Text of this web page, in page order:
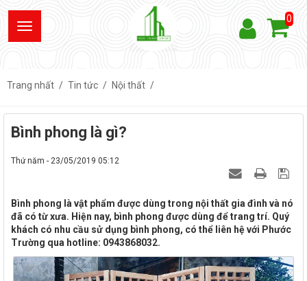
0
Trang nhất Tin tức Nội thất
Bình phong là gì?
Thứ năm - 23/05/2019 05:12
Bình phong là vật phẩm được dùng trong nội thất gia đình và nó
đã có từ xưa. Hiện nay, bình phong được dùng để trang trí. Quý
khách có nhu cầu sử dụng bình phong, có thể liên hệ với Phước
Trường qua hotline: 0943868032.